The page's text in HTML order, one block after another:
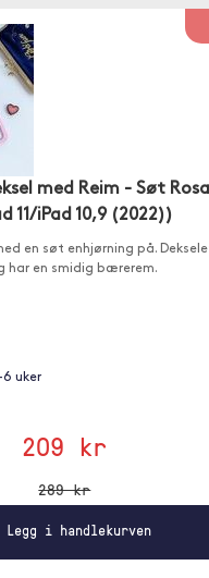
med Reim - Søt Rosa
11/iPad 10,9 (2022))
en søt enhjørning på.
har en smidig bærerem.
6 uker
209 kr
289 kr
Legg i handlekurven